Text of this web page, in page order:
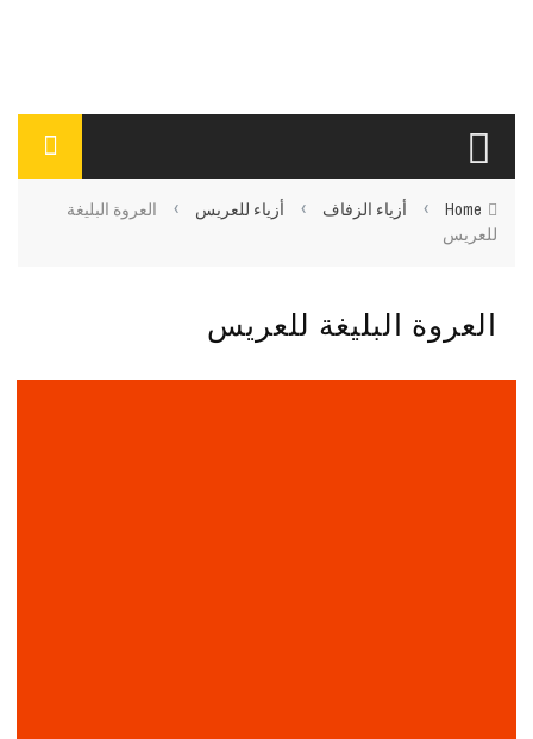
Home
› أزياء الزفاف › أزياء للعريس ›
العروة البليغة
للعريس
العروة البليغة للعريس